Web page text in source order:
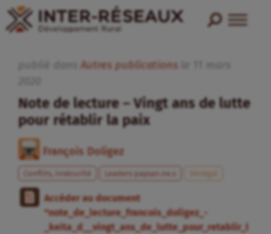
Autres publications
Note de lecture – Vingt ans de lutte
pour rétablir la paix
François Doligez
Conflits, insécurité Leaders paysan.ne.s Sénégal
Accéder au document
"note_de_lecture_francois_doligez_-
_keita_d__vingt_ans_de_lutte_pour_retablir_l